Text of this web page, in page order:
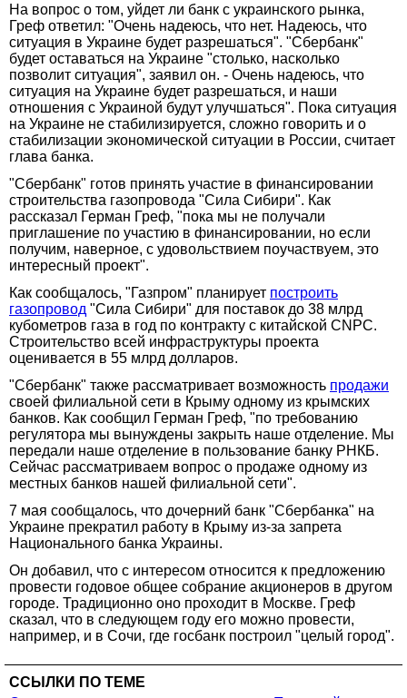
На вопрос о том, уйдет ли банк с украинского рынка,
Греф ответил: "Очень надеюсь, что нет. Надеюсь, что
ситуация в Украине будет разрешаться". "Сбербанк"
будет оставаться на Украине "столько, насколько
позволит ситуация", заявил он. - Очень надеюсь, что
ситуация на Украине будет разрешаться, и наши
отношения с Украиной будут улучшаться". Пока ситуация
на Украине не стабилизируется, сложно говорить и о
стабилизации экономической ситуации в России, считает
глава банка.
"Сбербанк" готов принять участие в финансировании
строительства газопровода "Сила Сибири". Как
рассказал Герман Греф, "пока мы не получали
приглашение по участию в финансировании, но если
получим, наверное, с удовольствием поучаствуем, это
интересный проект".
Как сообщалось, "Газпром" планирует построить
газопровод "Сила Сибири" для поставок до 38 млрд
кубометров газа в год по контракту с китайской CNPC.
Строительство всей инфраструктуры проекта
оценивается в 55 млрд долларов.
"Сбербанк" также рассматривает возможность продажи
своей филиальной сети в Крыму одному из крымских
банков. Как сообщил Герман Греф, "по требованию
регулятора мы вынуждены закрыть наше отделение. Мы
передали наше отделение в пользование банку РНКБ.
Сейчас рассматриваем вопрос о продаже одному из
местных банков нашей филиальной сети".
7 мая сообщалось, что дочерний банк "Сбербанка" на
Украине прекратил работу в Крыму из-за запрета
Национального банка Украины.
Он добавил, что с интересом относится к предложению
провести годовое общее собрание акционеров в другом
городе. Традиционно оно проходит в Москве. Греф
сказал, что в следующем году его можно провести,
например, и в Сочи, где госбанк построил "целый город".
ССЫЛКИ ПО ТЕМЕ